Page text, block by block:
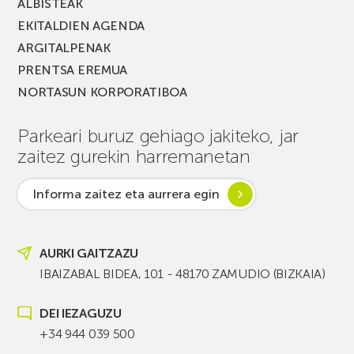
ALBISTEAK
EKITALDIEN AGENDA
ARGITALPENAK
PRENTSA EREMUA
NORTASUN KORPORATIBOA
Parkeari buruz gehiago jakiteko, jar
zaitez gurekin harremanetan
Informa zaitez eta aurrera egin
AURKI GAITZAZU
IBAIZABAL BIDEA, 101 - 48170 ZAMUDIO (BIZKAIA)
DEI IEZAGUZU
+34 944 039 500